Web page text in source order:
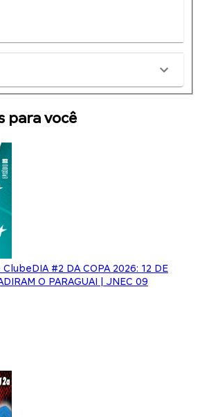
para você
DIA #2 DA COPA 2026: 12 DE
O PARAGUAI | JNEC 09